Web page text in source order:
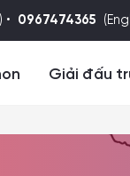
• 0967474365
Giải đấu